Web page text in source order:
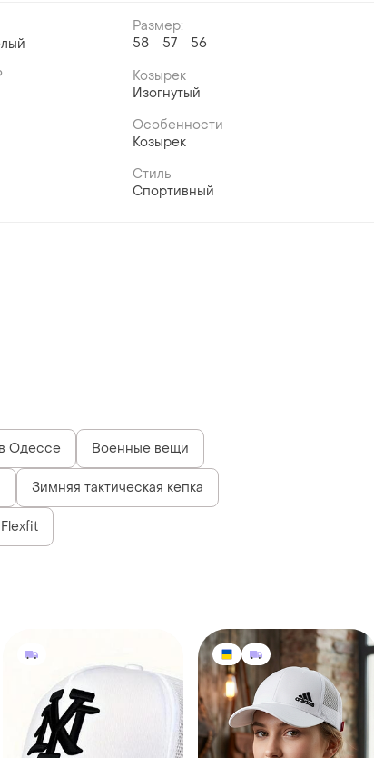
Размер:
58
57
56
Козырек
Изогнутый
Особенности
Козырек
Стиль
Спортивный
Одессе Военные вещи
Зимняя тактическая кепка